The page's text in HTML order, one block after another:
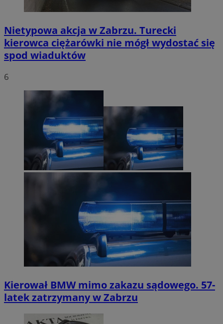
Nietypowa akcja w Zabrzu. Turecki
kierowca ciężarówki nie mógł wydostać się
spod wiaduktów
6
Kierował BMW mimo zakazu sądowego. 57-
latek zatrzymany w Zabrzu